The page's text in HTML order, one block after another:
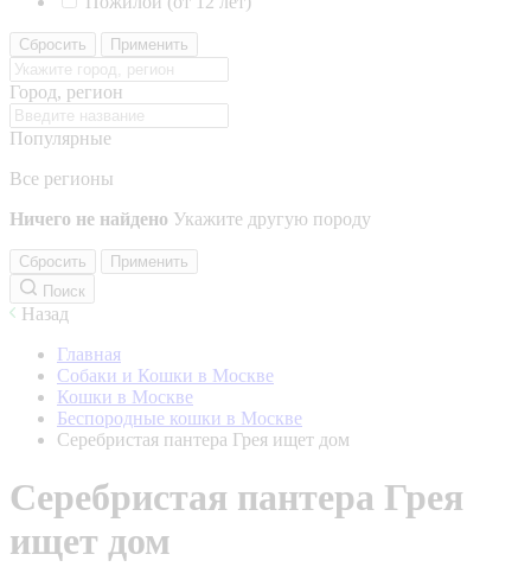
Сбросить Применить
Город, регион
Популярные
Все регионы
Ничего не найдено Укажите другую породу
Сбросить
Применить
Поиск
Назад
Главная
Собаки и Кошки в Москве
Кошки в Москве
Беспородные кошки в Москве
Серебристая пантера Грея ищет дом
Серебристая пантера Грея
ищет дом